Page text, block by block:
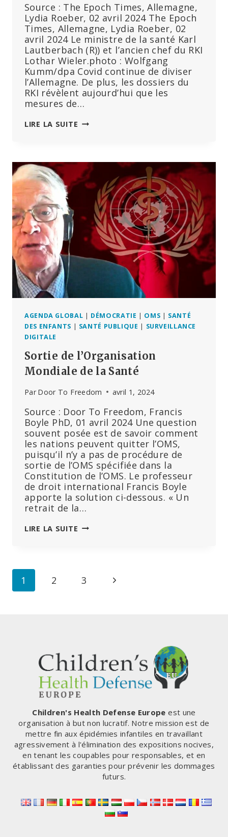
Source : The Epoch Times, Allemagne,
Lydia Roeber, 02 avril 2024 The Epoch
Times, Allemagne, Lydia Roeber, 02
avril 2024 Le ministre de la santé Karl
Lautberbach (R)) et l’ancien chef du RKI
Lothar Wieler.photo : Wolfgang
Kumm/dpa Covid continue de diviser
l’Allemagne. De plus, les dossiers du
RKI révèlent aujourd’hui que les
mesures de…
LIRE LA SUITE LES
LES
CAPRICES
POLITIQUES
LES
DEMANDES
CONSÉQUENCES
CHANGEMENT
LES
MÉDIAS
AGENDA GLOBAL | DÉMOCRATIE | OMS | SANTÉ
DES ENFANTS | SANTÉ PUBLIQUE | SURVEILLANCE
DIGITALE
Sortie de l’Organisation
Mondiale de la Santé
Par Door To Freedom avril 1, 2024
Source : Door To Freedom, Francis
Boyle PhD, 01 avril 2024 Une question
souvent posée est de savoir comment
les nations peuvent quitter l’OMS,
puisqu’il n’y a pas de procédure de
sortie de l’OMS spécifiée dans la
Constitution de l’OMS. Le professeur
de droit international Francis Boyle
apporte la solution ci-dessous. « Un
retrait de la…
LIRE LA SUITE SORTIE
LA
Navigation
1 2 3
Page
Children's Health Defense Europe est une
organisation à but non lucratif. Notre mission est de
mettre fin aux épidémies infantiles en travaillant
agressivement à l'élimination des expositions nocives,
en tenant les coupables pour responsables, et en
établissant des garanties pour prévenir les dommages
futurs.